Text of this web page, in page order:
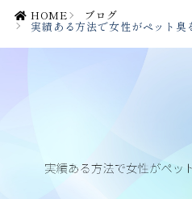
HOME ブログ
実績ある方法で女性がペット臭